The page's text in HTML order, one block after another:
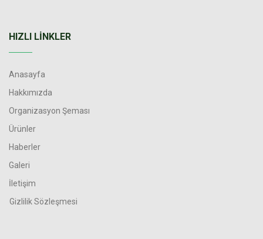
HIZLI LINKLER
Anasayfa
Hakkımızda
Organizasyon Şeması
Ürünler
Haberler
Galeri
İletişim
Gizlilik Sözleşmesi